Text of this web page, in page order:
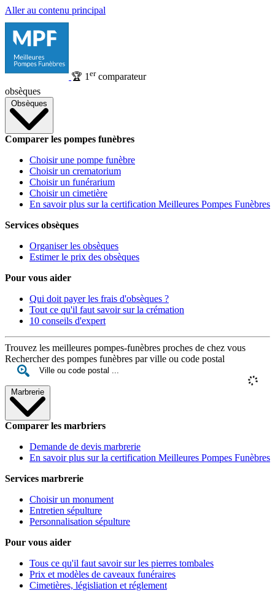
Aller au contenu principal
🏆 1 ercomparateur
obsèques
Obsèques
Comparer les pompes funèbres
Choisir une pompe funèbre
Choisir un crematorium
Choisir un funérarium
Choisir un cimetière
En savoir plus sur la certification Meilleures Pompes Funèbres
Services obsèques
Organiser les obsèques
Estimer le prix des obsèques
Pour vous aider
Qui doit payer les frais d'obsèques ?
Tout ce qu'il faut savoir sur la crémation
10 conseils d'expert
Trouvez les meilleures pompes-funèbres proches de chez vous
Rechercher des pompes funèbres par ville ou code postal
Marbrerie
Comparer les marbriers
Demande de devis marbrerie
En savoir plus sur la certification Meilleures Pompes Funèbres
Services marbrerie
Choisir un monument
Entretien sépulture
Personnalisation sépulture
Pour vous aider
Tous ce qu'il faut savoir sur les pierres tombales
Prix et modèles de caveaux funéraires
Cimetières, législiation et réglement